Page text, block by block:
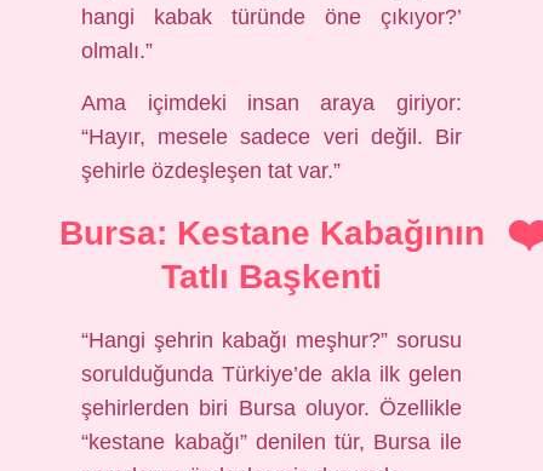
hangi kabak türünde öne çıkıyor?’
olmalı.”
Ama içimdeki insan araya giriyor:
“Hayır, mesele sadece veri değil. Bir
şehirle özdeşleşen tat var.”
Bursa: Kestane Kabağının
Tatlı Başkenti
“Hangi şehrin kabağı meşhur?” sorusu
sorulduğunda Türkiye’de akla ilk gelen
şehirlerden biri Bursa oluyor. Özellikle
“kestane kabağı” denilen tür, Bursa ile